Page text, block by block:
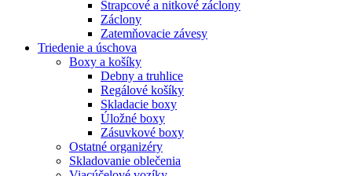
Strapcové a nitkové záclony
Záclony
Zatemňovacie závesy
Triedenie a úschova
Boxy a košíky
Debny a truhlice
Regálové košíky
Skladacie boxy
Úložné boxy
Zásuvkové boxy
Ostatné organizéry
Skladovanie oblečenia